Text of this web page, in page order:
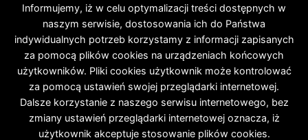
Informujemy, iż w celu optymalizacji treści dostępnych w
naszym serwisie, dostosowania ich do Państwa
indywidualnych potrzeb korzystamy z informacji zapisanych
za pomocą plików cookies na urządzeniach końcowych
użytkowników. Pliki cookies użytkownik może kontrolować
za pomocą ustawień swojej przeglądarki internetowej.
Dalsze korzystanie z naszego serwisu internetowego, bez
zmiany ustawień przeglądarki internetowej oznacza, iż
użytkownik akceptuje stosowanie plików cookies.